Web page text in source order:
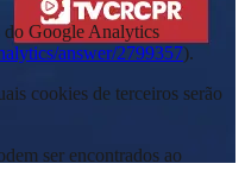
do Google Analytics
answer/2799357).
cookies de terceiros serão
ser encontrados ao